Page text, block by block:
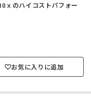
ｘのハイコストパフォー
お気に入りに追加